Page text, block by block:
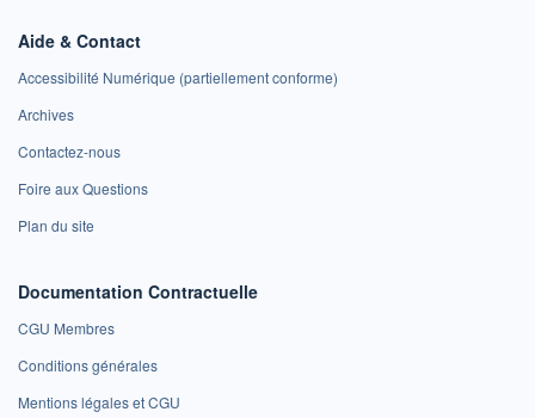
Aide & Contact
Accessibilité Numérique (partiellement conforme)
Archives
Contactez-nous
Foire aux Questions
Plan du site
Documentation Contractuelle
CGU Membres
Conditions générales
Mentions légales et CGU